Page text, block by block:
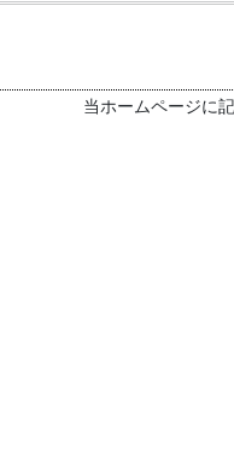
当ホームページに